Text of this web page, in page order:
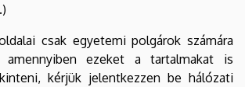
csak egyetemi polgárok számára
ezeket a tartalmakat is
kérjük jelentkezzen be hálózati